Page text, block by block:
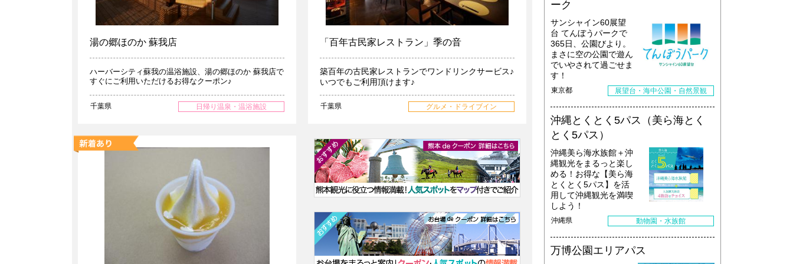
湯の郷ほのか 蘇我店
ハーバーシティ蘇我の温浴施設、湯の郷ほのか 蘇我店で
すぐにご利用いただけるお得なクーポン♪
千葉県 日帰り温泉・温浴施設
「百年古民家レストラン」季の音
築百年の古民家レストランでワンドリンクサービス♪
いつでもご利用頂けます♪
千葉県 グルメ・ドライブイン
ーク
サンシャイン60展望
台 てんぼうパークで
365日、公園びより。
まさに空の公園で遊ん
でいやされて過ごせま
す！
東京都 展望台・海中公園・自然景観
沖縄とくとく5パス（美ら海とく
とく5パス）
沖縄美ら海水族館＋沖
縄観光をまるっと楽し
める！お得な【美ら海
とくとく5パス】を活
用して沖縄観光を満喫
しよう！
沖縄県 動物園・水族館
万博公園エリアパス